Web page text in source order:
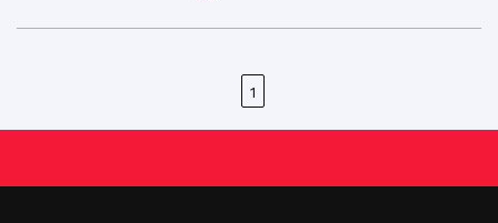
1